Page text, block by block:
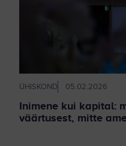
ÜHISKOND 05.02.2026
Inimene kui kapital:
väärtusest, mitte